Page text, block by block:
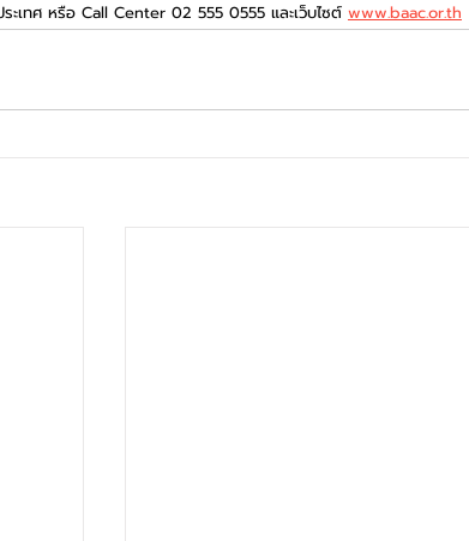
ระเทศ หรือ Call Center 02 555 0555 และเว็บไซต์ www.baac.or.th